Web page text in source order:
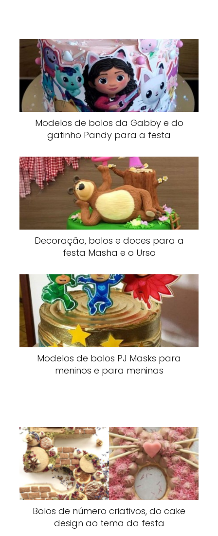
Modelos de bolos da Gabby e do
gatinho Pandy para a festa
Decoração, bolos e doces para a
festa Masha e o Urso
Modelos de bolos PJ Masks para
meninos e para meninas
Bolos de número criativos, do cake
design ao tema da festa